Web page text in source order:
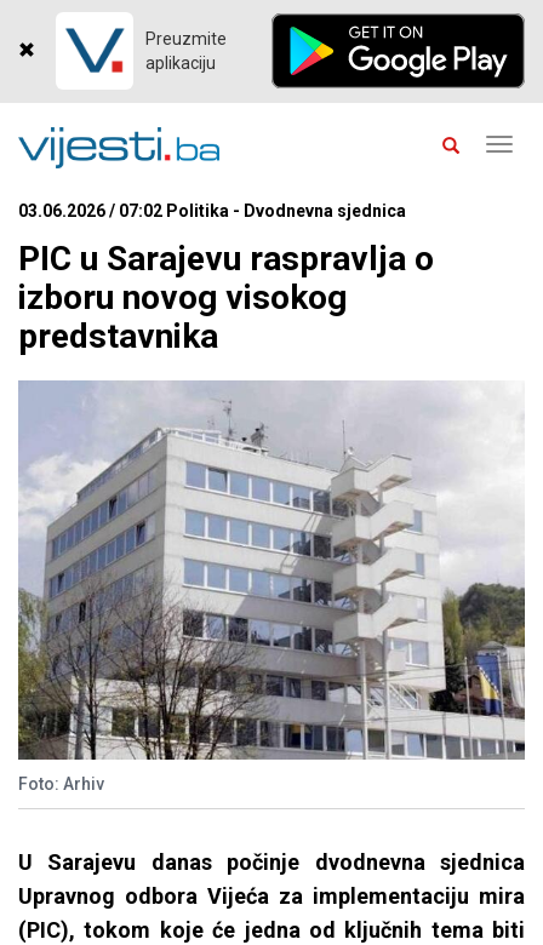
Preuzmite
aplikaciju
03.06.2026 / 07:02 Politika - Dvodnevna sjednica
PIC u Sarajevu raspravlja o
izboru novog visokog
predstavnika
Foto: Arhiv
U Sarajevu danas počinje dvodnevna sjednica
Upravnog odbora Vijeća za implementaciju mira
(PIC), tokom koje će jedna od ključnih tema biti